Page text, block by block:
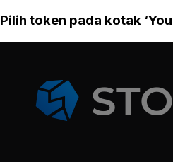
Pilih token pada kotak